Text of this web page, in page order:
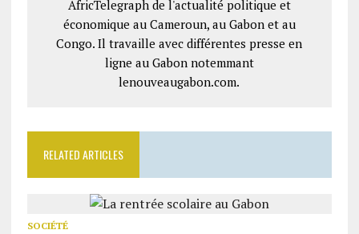
AfricTelegraph de l'actualité politique et
économique au Cameroun, au Gabon et au
Congo. Il travaille avec différentes presse en
ligne au Gabon notemmant
lenouveaugabon.com.
RELATED ARTICLES
SOCIÉTÉ